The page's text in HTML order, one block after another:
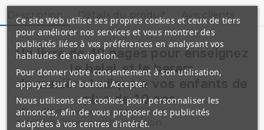
Description Détails du produit Avis clients
Un livre de 40 pages pour enseignez
le halal et le haram
de manière ludique a vos enfants de
plus de 10 ans.
- Des illustrations adaptées pour
améliorer leurs compréhension.
Ce site Web utilise ses propres cookies et ceux de tiers
pour améliorer nos services et vous montrer des
publicités liées à vos préférences en analysant vos
habitudes de navigation.
Pour donner votre consentement à son utilisation,
appuyez sur le bouton Accepter.
Nous utilisons des cookies pour personnaliser les
annonces, afin de vous proposer des publicités
adaptées à vos centres d'intérêt.